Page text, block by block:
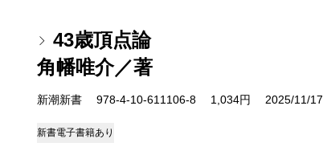
43歳頂点論
角幡唯介／著
新潮新書 978-4-10-611106-8 1,034円 2025/11/17
新書電子書籍あり